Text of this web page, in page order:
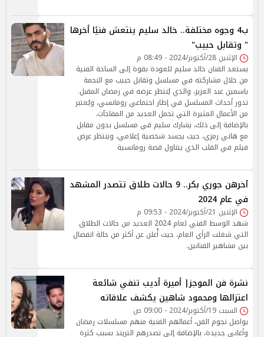
ب4 وجوه مختلفة.. خالد سليم ينتعش فنيًا أخرها
" وتقابل حبيب"
الإثنين 28/أكتوبر/2024 - 08:49 م
يستعد الفنان خالد سليم للعودة بقوة إلى الساحة الفنية
من خلال مشاركته في مسلسل وتقابل حبيب مع النجمة
ياسمين عبد العزيز، والذي يُنتظر عرضه في رمضان المقبل.
تدور أحداث المسلسل في إطار اجتماعي رومانسي، ويُعتبر
من الأعمال المثيرة التي تحمل العديد من المفاجآت.
بالإضافة إلى ذلك، يشارك سليم في مسلسل بدون مقابل
مع هاني رمزي، حيث يجسد شخصية إعلامي، وينتظر عرض
فيلم في القلب الذي يتناول قصة رومانسية
آخرهن جوري بكر.. 9 حالات طلاق تتصدر المشهد
في عام 2024
الإثنين 21/أكتوبر/2024 - 09:53 م
شهد الوسط الفني لعام 2024 العديد من حالات الطلاق
التي شغلت الرأي العام، حيث أُعلن عن أكثر من حالة انفصال
بين مشاهير الفنانين.
نشرة فن الموجز| أميرة أديب تنفي شائعة
اعتزالها ومحمود شاهين يكشف علاقاته
السبت 19/أكتوبر/2024 - 09:00 ص
يواصل نجوم الفن، أعمالهم الفنية منهم مسلسلات رمضان
وأغاني جديدة، بالإضافة إلى تصدرهم التريند بسبب كثرة